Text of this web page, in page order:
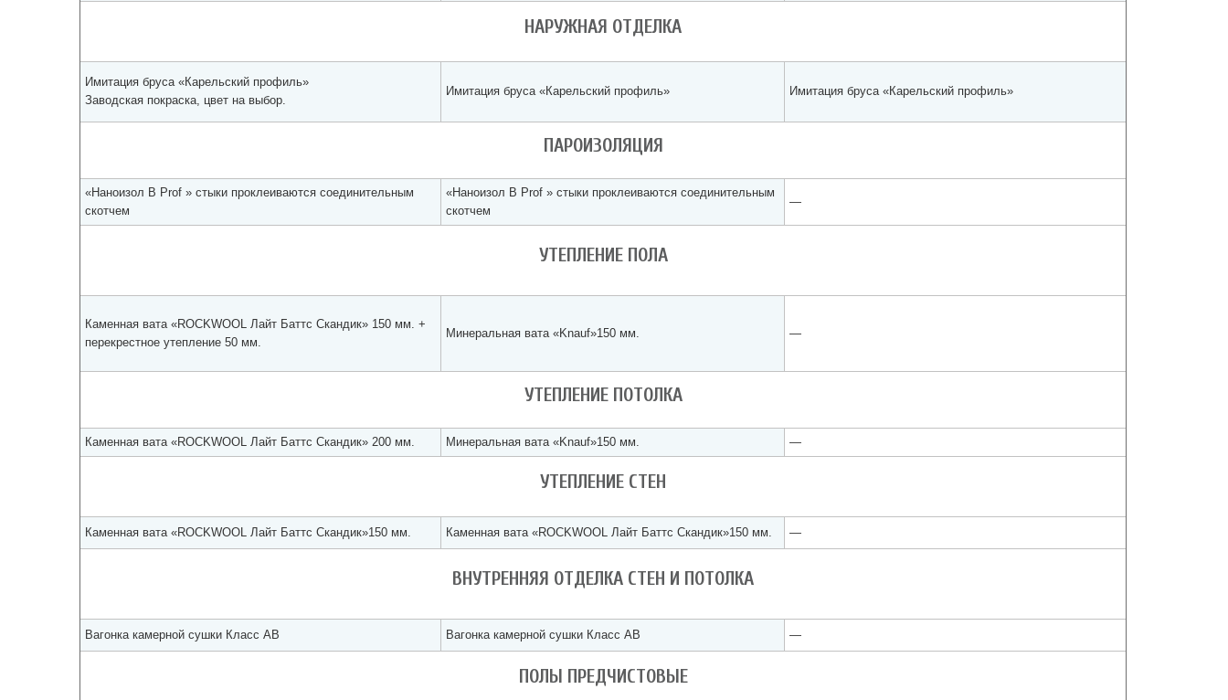
НАРУЖНАЯ ОТДЕЛКА
Имитация бруса «Карельский профиль»
Заводская покраска, цвет на выбор.
Имитация бруса «Карельский профиль» Имитация бруса «Карельский профиль»
ПАРОИЗОЛЯЦИЯ
«Наноизол В Prof » стыки проклеиваются соединительным
скотчем
«Наноизол В Prof » стыки проклеиваются соединительным
скотчем
—
УТЕПЛЕНИЕ ПОЛА
Каменная вата «ROCKWOOL Лайт Баттс Скандик» 150 мм. +
перекрестное утепление 50 мм.
Минеральная вата «Knauf»150 мм. —
УТЕПЛЕНИЕ ПОТОЛКА
Каменная вата «ROCKWOOL Лайт Баттс Скандик» 200 мм. Минеральная вата «Knauf»150 мм. —
УТЕПЛЕНИЕ СТЕН
Каменная вата «ROCKWOOL Лайт Баттс Скандик»150 мм. Каменная вата «ROCKWOOL Лайт Баттс Скандик»150 мм. —
ВНУТРЕННЯЯ ОТДЕЛКА СТЕН И ПОТОЛКА
Вагонка камерной сушки Класс АВ Вагонка камерной сушки Класс АВ —
ПОЛЫ ПРЕДЧИСТОВЫЕ